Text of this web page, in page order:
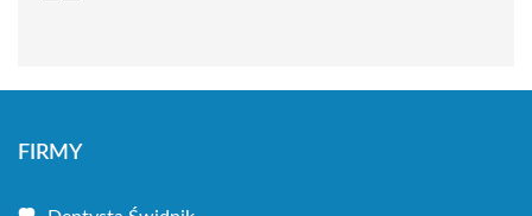
FIRMY